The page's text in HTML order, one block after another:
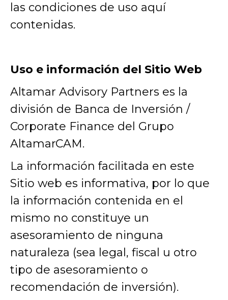
las condiciones de uso aquí
contenidas.
Uso e información del Sitio Web
Altamar Advisory Partners es la
división de Banca de Inversión /
Corporate Finance del Grupo
AltamarCAM.
La información facilitada en este
Sitio web es informativa, por lo que
la información contenida en el
mismo no constituye un
asesoramiento de ninguna
naturaleza (sea legal, fiscal u otro
tipo de asesoramiento o
recomendación de inversión).